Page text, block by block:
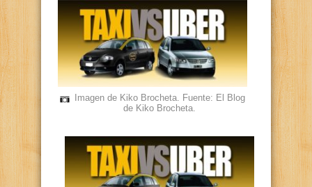
Imagen de Kiko Brocheta. Fuente: El Blog
de Kiko Brocheta.